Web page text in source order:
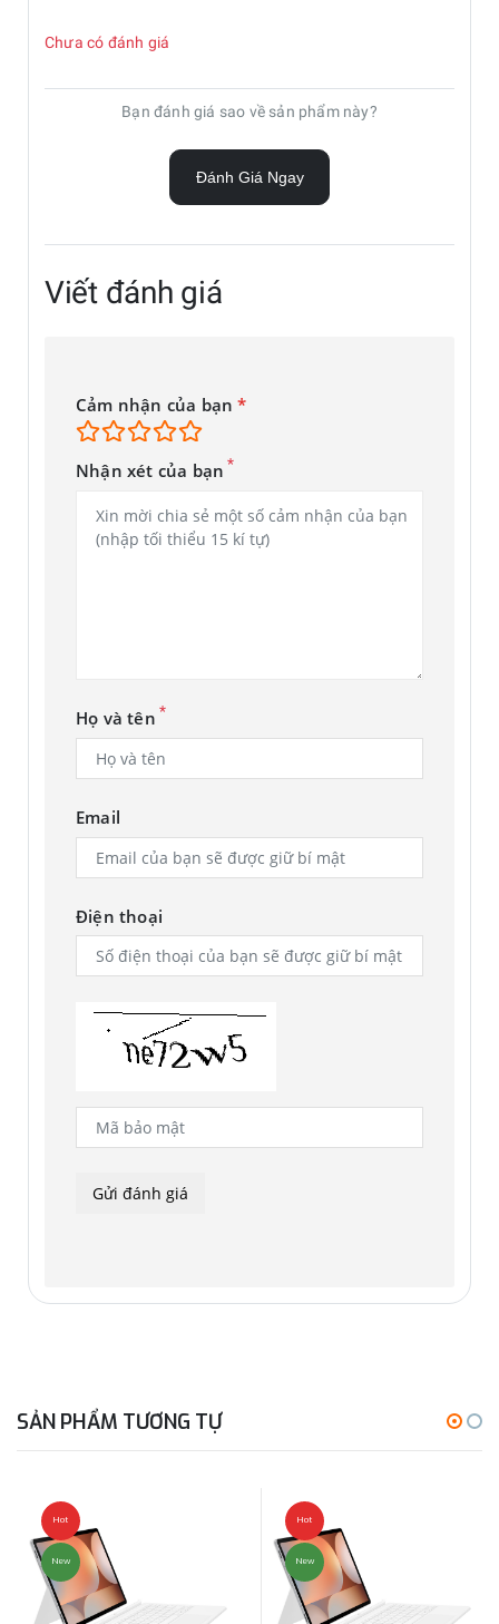
Chưa có đánh giá
Bạn đánh giá sao về sản phẩm này?
Đánh Giá Ngay
Viết đánh giá
Cảm nhận của bạn*
Nhận xét của bạn *
Họ và tên *
Email
Điện thoại
SẢN PHẨM TƯƠNG TỰ
Hot
New
Hot
New